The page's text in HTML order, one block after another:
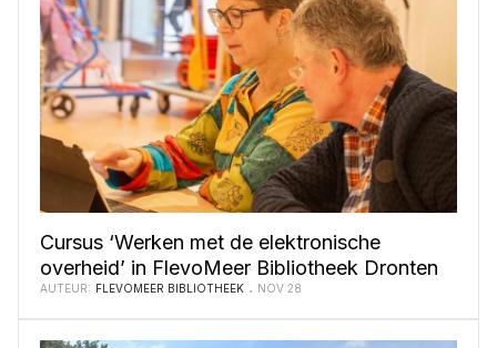
Cursus ‘Werken met de elektronische
overheid’ in FlevoMeer Bibliotheek Dronten
AUTEUR: FLEVOMEER BIBLIOTHEEK NOV 28